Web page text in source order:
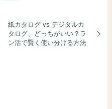
紙カタログ vs デジタルカ
タログ、どっちがいい？ラ
ン活で賢く使い分ける方法